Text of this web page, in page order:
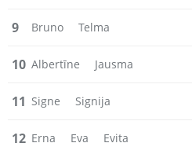
9 Bruno Telma
10 Albertīne Jausma
11 Signe Signija
12 Erna Eva Evita